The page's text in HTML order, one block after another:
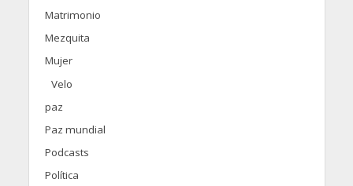
Matrimonio
Mezquita
Mujer
Velo
paz
Paz mundial
Podcasts
Política